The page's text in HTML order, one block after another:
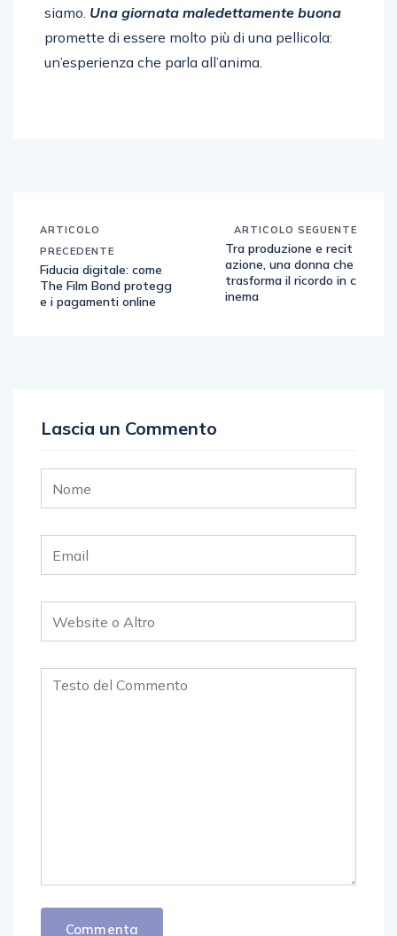
siamo. Una giornata maledettamente buona
promette di essere molto più di una pellicola:
un’esperienza che parla all’anima.
ARTICOLO
PRECEDENTE
Fiducia digitale: come
The Film Bond protegg
e i pagamenti online
ARTICOLO SEGUENTE
Tra produzione e recit
azione, una donna che
trasforma il ricordo in c
inema
Lascia un Commento